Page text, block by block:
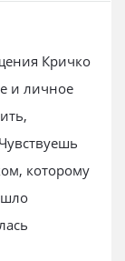
Кричко
и личное
которому